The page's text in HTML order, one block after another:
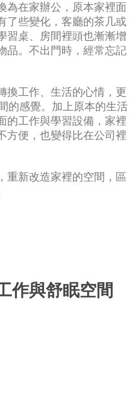
為在家辦公，原本家裡面
了些變化，客廳的茶几或
習桌、房間裡頭也漸漸增
品。不出門時，經常忘記
換工作、生活的心情，更
的感覺。加上原本的生活
的工作與學習設備，家裡
方便，也變得比在公司裡
重新改造家裡的空間，區
作與舒眠空間